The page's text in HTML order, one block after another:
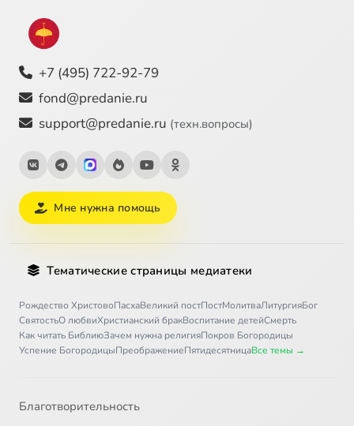
+7 (495) 722-92-79
fond@predanie.ru
support@predanie.ru (техн.вопросы)
Мне нужна помощь
Тематические страницы медиатеки
Рождество ХристовоПасхаВеликий постПостМолитваЛитургияБог
СвятостьО любвиХристианский бракВоспитание детейСмерть
Как читать БиблиюЗачем нужна религияПокров Богородицы
Успение БогородицыПреображениеПятидесятницаВсе темы →
Благотворительность